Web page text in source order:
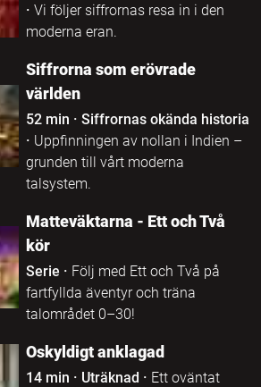
· Vi följer siffrornas resa in i den
moderna eran.
Siffrorna som erövrade
världen
52 min · Siffrornas okända historia
· Uppfinningen av nollan i Indien –
grunden till vårt moderna
talsystem.
Matteväktarna - Ett och Två
kör
Serie · Följ med Ett och Två på
fartfyllda äventyr och träna
talområdet 0–30!
Oskyldigt anklagad
14 min · Uträknad · Ett oväntat